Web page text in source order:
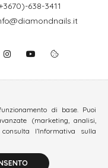
638-3411
di base. Puoi
(marketing, analisi,
l’Informativa sulla